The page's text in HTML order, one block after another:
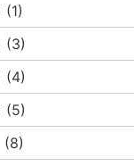
(1)
(3)
(4)
(5)
(8)